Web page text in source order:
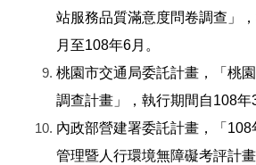
站服務品質滿意度問卷調查」
月至108年6月。
桃園市交通局委託計畫，「桃
調查計畫」，執行期間自108年
內政部營建署委託計畫，「
管理暨人行環境無障礙考評計